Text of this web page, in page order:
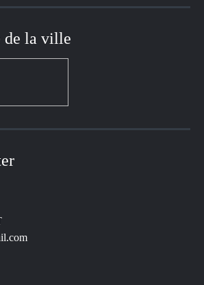
de la ville